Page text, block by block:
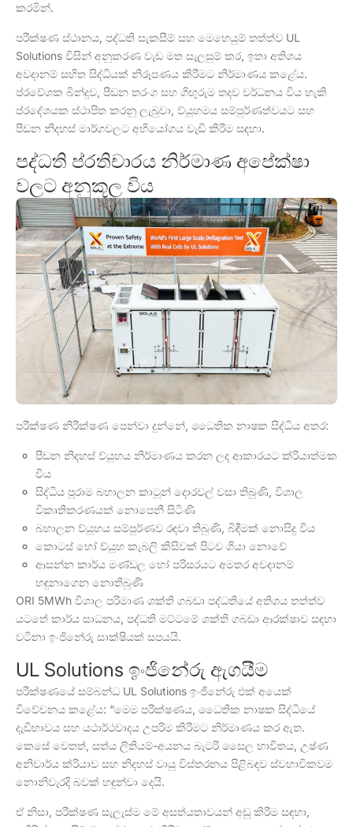
කරමින්.
පරීක්ෂණ ස්ථානය, පද්ධති සැකසීම් සහ මෙහෙයුම් තත්ත්ව UL
Solutions විසින් අනුකරණ වැඩ මත සැලසුම් කර, ඉතා අතිශය
අවදානම් සහිත සිද්ධියක් නිරූපණය කිරීමට නිර්මාණය කළේය.
ප්රවේශක බින්දුව, පීඩන තරංග සහ ගිඟුරුම තදව වර්ධනය විය හැකි
ප්රදේශයක ස්ථාපිත කරනු ලැබුවා, ව්යූහමය සම්පුර්ණත්වයට සහ
පීඩන නිදහස් මාර්ගවලට අභියෝගය වැඩි කිරීම සඳහා.
පද්ධති ප්රතිචාරය නිර්මාණ අපේක්ෂා
වලට අනුකූල විය
පරීක්ෂණ නිරීක්ෂණ පෙන්වා දුන්නේ, ධෛතික නාෂක සිද්ධිය අතර:
පීඩන නිදහස් ව්යූහය නිර්මාණය කරන ලද ආකාරයට ක්රියාත්මක
විය
සිද්ධිය පුරාම බහාලන කාටූන් දොරවල් වසා තිබුණි, විශාල
විකෘතිකරණයක් නොපෙනී සිටිණි
බහාලන ව්යූහය සම්පුර්ණව රඳවා තිබුණි, බිඳීමක් නොසිදු විය
කොටස් හෝ ව්යූහ කැබලි කිසිවක් පිටව ගියා නොවේ
ආසන්න කාර්ය මණ්ඩල හෝ පරිසරයට අමතර අවදානම්
හඳුනාගෙන නොතිබුණි
ORI 5MWh විශාල පරිමාණ ශක්ති ගබඩා පද්ධතියේ අතිශය තත්ත්ව
යටතේ කාර්ය සාධනය, පද්ධති මට්ටමේ ශක්ති ගබඩා ආරක්ෂාව සඳහා
වටිනා ඉංජිනේරු සාක්ෂියක් සපයයි.
UL Solutions ඉංජිනේරු ඇගයීම
පරීක්ෂණයේ සම්බන්ධ UL Solutions ඉංජිනේරු එක් අයෙක්
විවේචනය කළේය: “මෙම පරීක්ෂණය, ධෛතික නාෂක සිද්ධියේ
දැඩිභාවය සහ යථාර්ථවාදය උපරිම කිරීමට නිර්මාණය කර ඇත.
කෙසේ වෙතත්, සත්ය ලිතියම්-අයනය බැටරි සෛල භාවිතය, උෂ්ණ
අනිවාර්ය ක්රියාව සහ නිදහස් වායු විස්තරනය පිළිබඳව ස්වභාවිකවම
නොනිවැරදි බවක් හඳුන්වා දෙයි.
ඒ නිසා, පරීක්ෂණ සැලැස්ම මේ අසත්යතාවයන් අඩු කිරීම සඳහා,